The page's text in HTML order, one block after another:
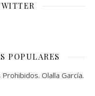
POPULARES
Olalla García.